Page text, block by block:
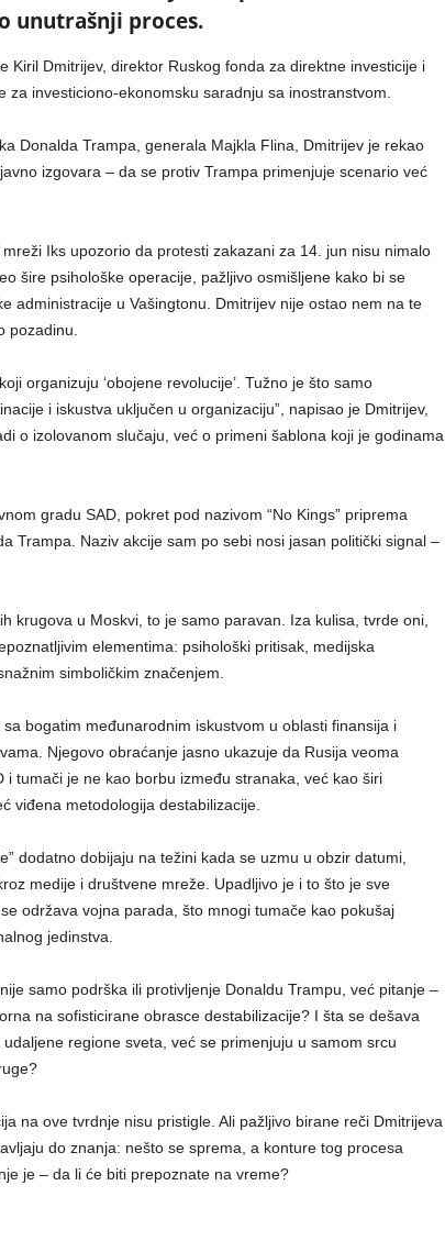
unutrašnji proces.
Kiril Dmitrijev, direktor Ruskog fonda za direktne investicije i
za investiciono-ekonomsku saradnju sa inostranstvom.
Donalda Trampa, generala Majkla Flina, Dmitrijev je rekao
izgovara – da se protiv Trampa primenjuje scenario već
Iks upozorio da protesti zakazani za 14. jun nisu nimalo
šire psihološke operacije, pažljivo osmišljene kako bi se
administracije u Vašingtonu. Dmitrijev nije ostao nem na te
pozadinu.
organizuju ‘obojene revolucije’. Tužno je što samo
i iskustva uključen u organizaciju”, napisao je Dmitrijev,
o izolovanom slučaju, već o primeni šablona koji je godinama
gradu SAD, pokret pod nazivom “No Kings” priprema
Trampa. Naziv akcije sam po sebi nosi jasan politički signal –
krugova u Moskvi, to je samo paravan. Iza kulisa, tvrde oni,
elementima: psihološki pritisak, medijska
simboličkim značenjem.
bogatim međunarodnim iskustvom u oblasti finansija i
Njegovo obraćanje jasno ukazuje da Rusija veoma
i tumači je ne kao borbu između stranaka, već kao širi
viđena metodologija destabilizacije.
dodatno dobijaju na težini kada se uzmu u obzir datumi,
medije i društvene mreže. Upadljivo je i to što je sve
održava vojna parada, što mnogi tumače kao pokušaj
jedinstva.
samo podrška ili protivljenje Donaldu Trampu, već pitanje –
na sofisticirane obrasce destabilizacije? I šta se dešava
regione sveta, već se primenjuju u samom srcu
na ove tvrdnje nisu pristigle. Ali pažljivo birane reči Dmitrijeva
do znanja: nešto se sprema, a konture tog procesa
je – da li će biti prepoznate na vreme?